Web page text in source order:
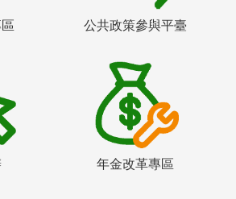
公共政策參與平臺
年金改革專區